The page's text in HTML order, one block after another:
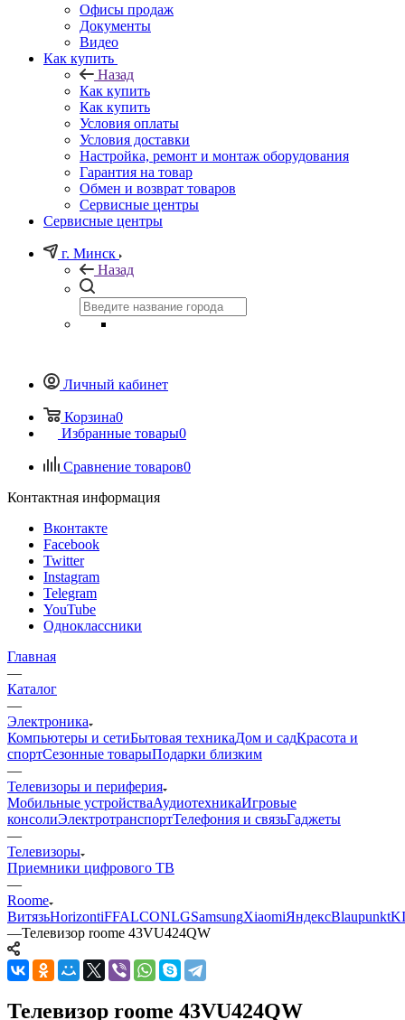
Офисы продаж
Документы
Видео
Как купить
Назад
Как купить
Как купить
Условия оплаты
Условия доставки
Настройка, ремонт и монтаж оборудования
Гарантия на товар
Обмен и возврат товаров
Сервисные центры
Сервисные центры
г. Минск
Назад
Личный кабинет
Корзина0
Избранные товары0
Сравнение товаров0
Контактная информация
Вконтакте
Facebook
Twitter
Instagram
Telegram
YouTube
Одноклассники
Главная
—
Каталог
—
Электроника
Компьютеры и сетиБытовая техникаДом и садКрасота и
спортСезонные товарыПодарки близким
—
Телевизоры и периферия
Мобильные устройстваАудиотехникаИгровые
консолиЭлектротранспортТелефония и связьГаджеты
—
Телевизоры
Приемники цифрового ТВ
—
Roome
ВитязьHorizontiFFALCONLGSamsungXiaomiЯндексBlaupunkt
—Телевизор roome 43VU424QW
Телевизор roome 43VU424QW